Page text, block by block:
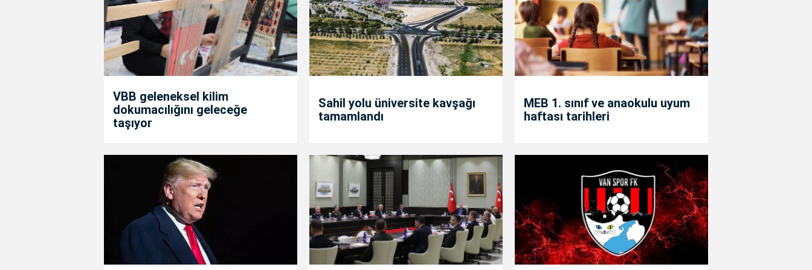
VBB geleneksel kilim
dokumacılığını geleceğe
taşıyor
Sahil yolu üniversite kavşağı
tamamlandı
MEB 1. sınıf ve anaokulu uyum
haftası tarihleri